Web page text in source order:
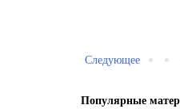
Следующее
Популярные